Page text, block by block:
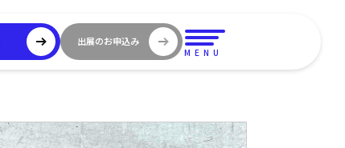
出展のお申込み
MENU